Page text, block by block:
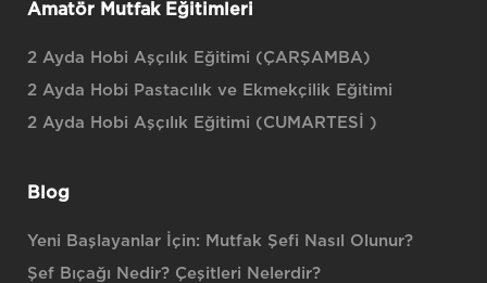
Amatör Mutfak Eğitimleri
2 Ayda Hobi Aşçılık Eğitimi (ÇARŞAMBA)
2 Ayda Hobi Pastacılık ve Ekmekçilik Eğitimi
2 Ayda Hobi Aşçılık Eğitimi (CUMARTESİ )
Blog
Yeni Başlayanlar İçin: Mutfak Şefi Nasıl Olunur?
Şef Bıçağı Nedir? Çeşitleri Nelerdir?